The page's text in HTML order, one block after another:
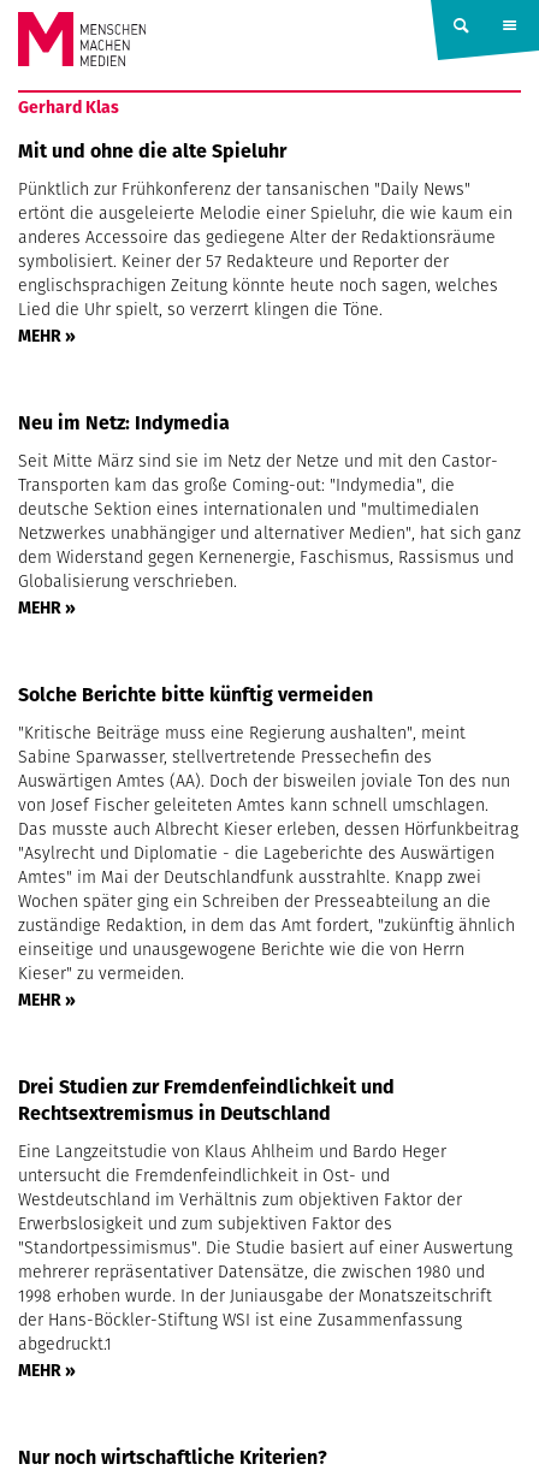
Springe zum Inhalt
MENSCHEN
MACHEN
MEDIEN
Gerhard Klas
Mit und ohne die alte Spieluhr
Pünktlich zur Frühkonferenz der tansanischen "Daily News"
ertönt die ausgeleierte Melodie einer Spieluhr, die wie kaum ein
anderes Accessoire das gediegene Alter der Redaktionsräume
symbolisiert. Keiner der 57 Redakteure und Reporter der
englischsprachigen Zeitung könnte heute noch sagen, welches
Lied die Uhr spielt, so verzerrt klingen die Töne.
MEHR »
Neu im Netz: Indymedia
Seit Mitte März sind sie im Netz der Netze und mit den Castor-
Transporten kam das große Coming-out: "Indymedia", die
deutsche Sektion eines internationalen und "multimedialen
Netzwerkes unabhängiger und alternativer Medien", hat sich ganz
dem Widerstand gegen Kernenergie, Faschismus, Rassismus und
Globalisierung verschrieben.
MEHR »
Solche Berichte bitte künftig vermeiden
"Kritische Beiträge muss eine Regierung aushalten", meint
Sabine Sparwasser, stellvertretende Pressechefin des
Auswärtigen Amtes (AA). Doch der bisweilen joviale Ton des nun
von Josef Fischer geleiteten Amtes kann schnell umschlagen.
Das musste auch Albrecht Kieser erleben, dessen Hörfunkbeitrag
"Asylrecht und Diplomatie - die Lageberichte des Auswärtigen
Amtes" im Mai der Deutschlandfunk ausstrahlte. Knapp zwei
Wochen später ging ein Schreiben der Presseabteilung an die
zuständige Redaktion, in dem das Amt fordert, "zukünftig ähnlich
einseitige und unausgewogene Berichte wie die von Herrn
Kieser" zu vermeiden.
MEHR »
Drei Studien zur Fremdenfeindlichkeit und
Rechtsextremismus in Deutschland
Eine Langzeitstudie von Klaus Ahlheim und Bardo Heger
untersucht die Fremdenfeindlichkeit in Ost- und
Westdeutschland im Verhältnis zum objektiven Faktor der
Erwerbslosigkeit und zum subjektiven Faktor des
"Standortpessimismus". Die Studie basiert auf einer Auswertung
mehrerer repräsentativer Datensätze, die zwischen 1980 und
1998 erhoben wurde. In der Juniausgabe der Monatszeitschrift
der Hans-Böckler-Stiftung WSI ist eine Zusammenfassung
abgedruckt.1
MEHR »
Nur noch wirtschaftliche Kriterien?